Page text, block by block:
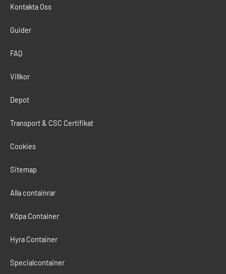
k
d
i
e
Kontakta Oss
Guider
FAQ
Villkor
Depot
Transport & CSC Certifikat
Cookies
Sitemap
Alla containrar
Köpa Container
Hyra Container
Specialcontainer